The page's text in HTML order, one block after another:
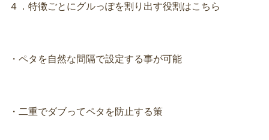
４．特徴ごとにグルっぽを割り出す役割はこちら
・ペタを自然な間隔で設定する事が可能
・二重でダブってペタを防止する策